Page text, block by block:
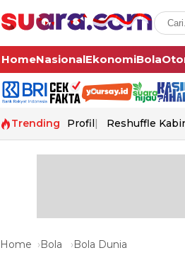
HomeNasionalEkonomiBola
Trending Profil Reshuffle
Home Bola Bola Dunia